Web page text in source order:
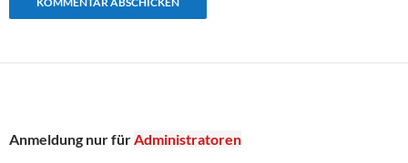
Anmeldung nur fürAdministratoren